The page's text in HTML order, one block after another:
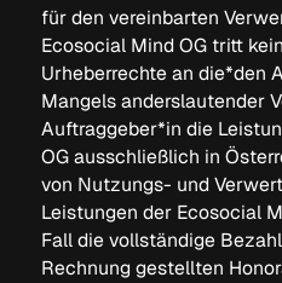
für den vereinbarten
Ecosocial Mind OG tritt
Urheberrechte an die*den
Mangels anderslautender
Auftraggeber*in die
OG ausschließlich in
von Nutzungs- und
Leistungen der Ecosocial
Fall die vollständige
Rechnung gestellten